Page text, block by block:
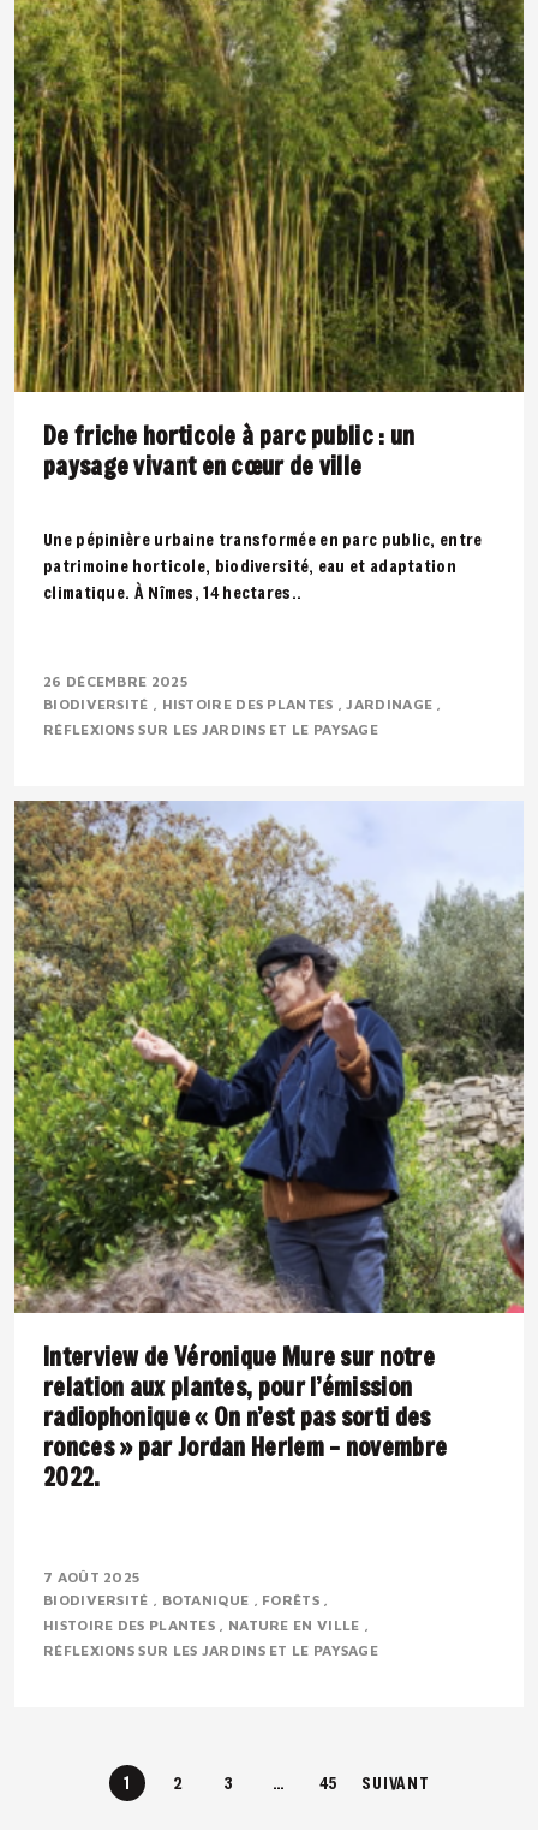
De friche horticole à parc public : un
paysage vivant en cœur de ville
Une pépinière urbaine transformée en parc public, entre
patrimoine horticole, biodiversité, eau et adaptation
climatique. À Nîmes, 14 hectares..
26 DÉCEMBRE 2025
BIODIVERSITÉ
HISTOIRE DES PLANTES
JARDINAGE
RÉFLEXIONS SUR LES JARDINS ET LE PAYSAGE
Interview de Véronique Mure sur notre
relation aux plantes, pour l’émission
radiophonique « On n’est pas sorti des
ronces » par Jordan Herlem – novembre
2022.
ingénieure en agronomie tropicale. Passionnée par la
flore méditerranéenne, elle défend depuis..
7 AOÛT 2025
BIODIVERSITÉ
BOTANIQUE
FORÊTS
HISTOIRE DES PLANTES
NATURE EN VILLE
RÉFLEXIONS SUR LES JARDINS ET LE PAYSAGE
1 2 3 … 45 SUIVANT